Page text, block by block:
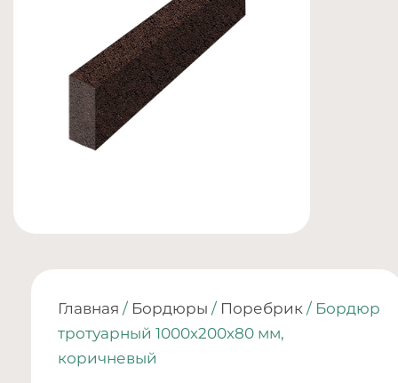
Главная / Бордюры / Поребрик / Бордюр
тротуарный 1000х200х80 мм,
коричневый